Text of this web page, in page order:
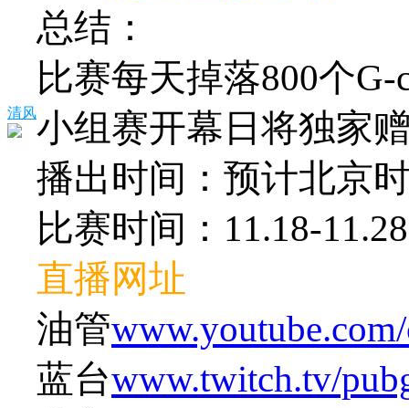
清风
总结：
比赛每天掉落800个
小组赛开幕日将独家
播出时间：预计北京
比赛时间：11.18-
直播网址
油管
蓝台www.twitch.tv/